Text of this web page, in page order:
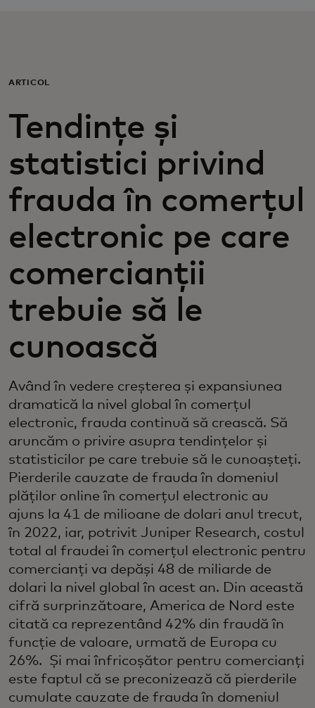
Pentru întreaga lume
Pentru inovatori
Știri și tendințe
ARTICOL
Tendințe și
statistici privind
frauda în comerțul
electronic pe care
comercianții
trebuie să le
cunoască
Având în vedere creșterea și expansiunea
dramatică la nivel global în comerțul
electronic, frauda continuă să crească. Să
aruncăm o privire asupra tendințelor și
statisticilor pe care trebuie să le cunoașteți.
Pierderile cauzate de frauda în domeniul
plăților online în comerțul electronic au
ajuns la 41 de milioane de dolari anul trecut,
în 2022, iar, potrivit Juniper Research, costul
total al fraudei în comerțul electronic pentru
comercianți va depăși 48 de miliarde de
dolari la nivel global în acest an. Din această
cifră surprinzătoare, America de Nord este
citată ca reprezentând 42% din fraudă în
funcție de valoare, urmată de Europa cu
26%. Și mai înfricoșător pentru comercianți
este faptul că se preconizează că pierderile
cumulate cauzate de frauda în domeniul